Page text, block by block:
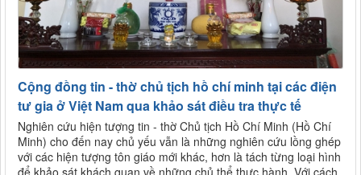
Cộng đồng tin - thờ chủ tịch hồ chí minh tại các điện
tư gia ở Việt Nam qua khảo sát điều tra thực tế
Nghiên cứu hiện tượng tin - thờ Chủ tịch Hồ Chí Minh (Hồ Chí
Minh) cho đến nay chủ yếu vẫn là những nghiên cứu lồng ghép
với các hiện tượng tôn giáo mới khác, hơn là tách từng loại hình